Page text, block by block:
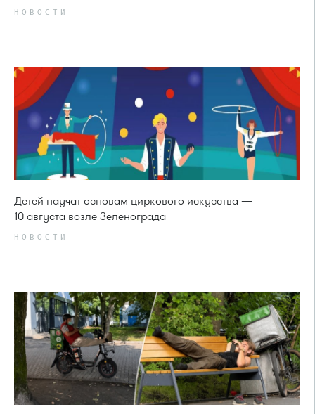
НОВОСТИ
Детей научат основам циркового искусства —
10 августа возле Зеленограда
НОВОСТИ